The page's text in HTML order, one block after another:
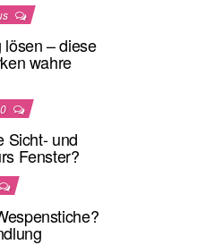
– diese
wahre
Sicht- und
Fenster?